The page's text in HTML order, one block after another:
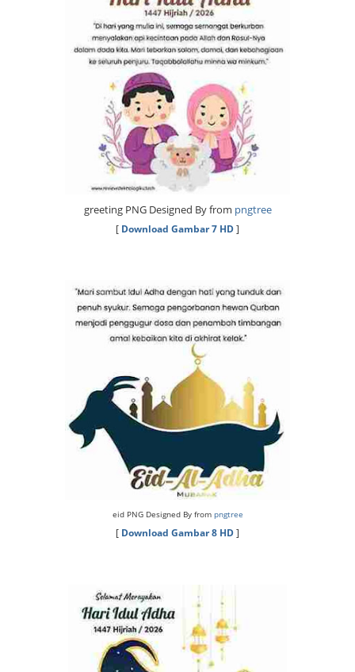
greeting PNG Designed By from pngtree
[ Download Gambar 7 HD]
eid PNG Designed By from pngtree
[ Download Gambar 8 HD]